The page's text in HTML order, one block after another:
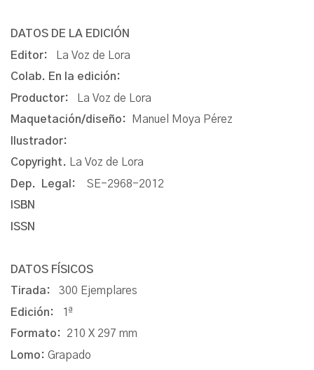
DATOS DE LA EDICIÓN
Editor:
La Voz de Lora
Colab. En la edición:
Productor:
La Voz de Lora
Maquetación/diseño:
Manuel Moya Pérez
Ilustrador:
Copyright. La Voz de Lora
Dep. Legal: SE-2968-2012
ISBN
ISSN
DATOS FÍSICOS
Tirada: 300 Ejemplares
Edición:
1ª
Formato: 210 X 297 mm
Lomo: Grapado